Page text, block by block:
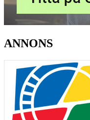
ANNONS